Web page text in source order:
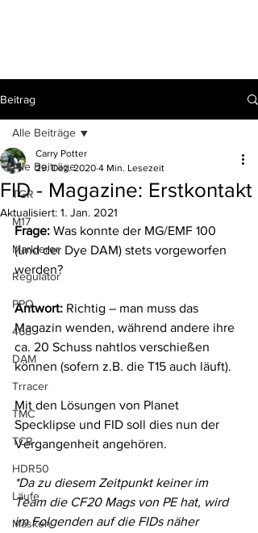
Beitrag
Alle Beiträge
TGR
M17
Markierer
Regulator
PPQ
468
DAM
Trracer
TMC
TCR
HDR50
Läufe
Masken
Alle Beiträge
FID - Magazine: Erstkontakt
Carry Potter
29. Dez. 2020 4 Min. Lesezeit
Aktualisiert: 1. Jan. 2021
Frage: Was konnte der MG/EMF 100
(und der Dye DAM) stets vorgeworfen
werden?
Antwort: Richtig – man muss das
Magazin wenden, während andere ihre
ca. 20 Schuss nahtlos verschießen
können (sofern z.B. die T15 auch läuft).
Mit den Lösungen von Planet
Specklipse und FID soll dies nun der
Vergangenheit angehören.
*Da zu diesem Zeitpunkt keiner im
Team die CF20 Mags von PE hat, wird
im Folgenden auf die FIDs näher